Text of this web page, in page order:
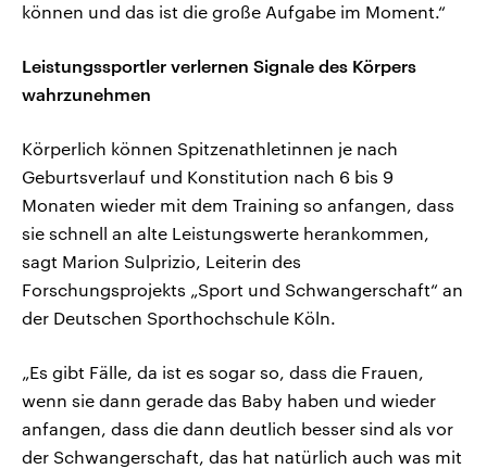
können und das ist die große Aufgabe im Moment.“
Leistungssportler verlernen Signale des Körpers
wahrzunehmen
Körperlich können Spitzenathletinnen je nach
Geburtsverlauf und Konstitution nach 6 bis 9
Monaten wieder mit dem Training so anfangen, dass
sie schnell an alte Leistungswerte herankommen,
sagt Marion Sulprizio, Leiterin des
Forschungsprojekts „Sport und Schwangerschaft“ an
der Deutschen Sporthochschule Köln.
„Es gibt Fälle, da ist es sogar so, dass die Frauen,
wenn sie dann gerade das Baby haben und wieder
anfangen, dass die dann deutlich besser sind als vor
der Schwangerschaft, das hat natürlich auch was mit